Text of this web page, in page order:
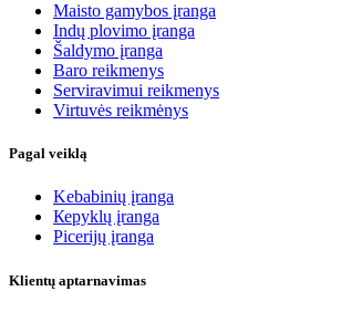
Maisto gamybos įranga
Indų plovimo įranga
Šaldymo įranga
Baro reikmenys
Serviravimui reikmenys
Virtuvės reikmėnys
Pagal veiklą
Kebabinių įranga
Кеpyklų įranga
Picerijų įranga
Klientų aptarnavimas